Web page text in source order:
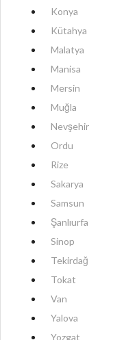
Konya
Kütahya
Malatya
Manisa
Mersin
Muğla
Nevşehir
Ordu
Rize
Sakarya
Samsun
Şanlıurfa
Sinop
Tekirdağ
Tokat
Van
Yalova
Yozgat